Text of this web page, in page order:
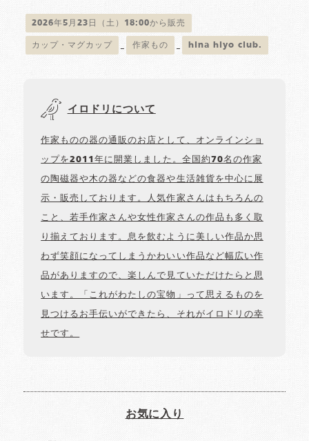
2026年5月23日（土）18:00から販売
カップ・マグカップ 作家もの hina hiyo club.
イロドリについて
作家ものの器の通販のお店として、オンラインショ
ップを2011年に開業しました。全国約70名の作家
の陶磁器や木の器などの食器や生活雑貨を中心に展
示・販売しております。人気作家さんはもちろんの
こと、若手作家さんや女性作家さんの作品も多く取
り揃えております。息を飲むように美しい作品か思
わず笑顔になってしまうかわいい作品など幅広い作
品がありますので、楽しんで見ていただけたらと思
います。「これがわたしの宝物」って思えるものを
見つけるお手伝いができたら、それがイロドリの幸
せです。
お気に入り